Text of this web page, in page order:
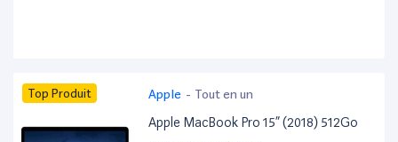
Top Produit Apple - Tout en un
Apple MacBook Pro 15” (2018) 512Go